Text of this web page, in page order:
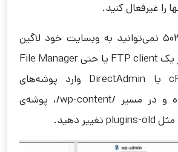
را غیرفعال کنید.
اگر بخاطر خطای 503 نمی‌توانید به وبسایت خود لاگین
کنید، با استفاده از یک FTP client یا حتی File Manager
موجود در cPanel یا DirectAdmin وارد پوشه‌های
وردپرس خود شده و در مسیر /wp-content/، پوشه‌ی